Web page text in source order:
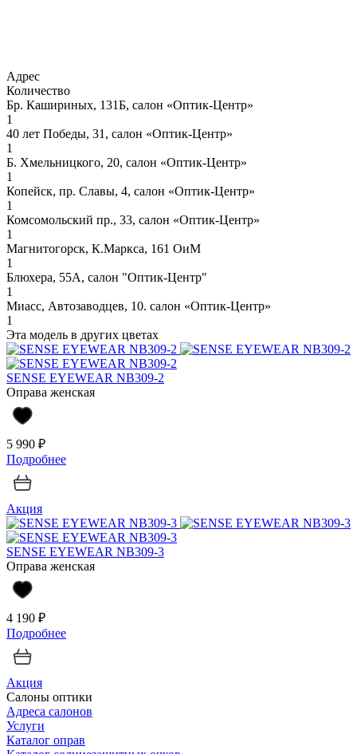
Адрес
Количество
Бр. Кашириных, 131Б, салон «Оптик-Центр»
1
40 лет Победы, 31, салон «Оптик-Центр»
1
Б. Хмельницкого, 20, салон «Оптик-Центр»
1
Копейск, пр. Славы, 4, салон «Оптик-Центр»
1
Комсомольский пр., 33, салон «Оптик-Центр»
1
Магнитогорск, К.Маркса, 161 ОиМ
1
Блюхера, 55А, салон "Оптик-Центр"
1
Миасс, Автозаводцев, 10. салон «Оптик-Центр»
1
Эта модель в других цветах
SENSE EYEWEAR NB309-2
Оправа женская
5 990 ₽
Подробнее
Акция
SENSE EYEWEAR NB309-3
Оправа женская
4 190 ₽
Подробнее
Акция
Салоны оптики
Адреса салонов
Услуги
Каталог оправ